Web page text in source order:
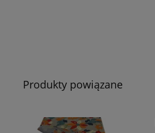
Produkty powiązane